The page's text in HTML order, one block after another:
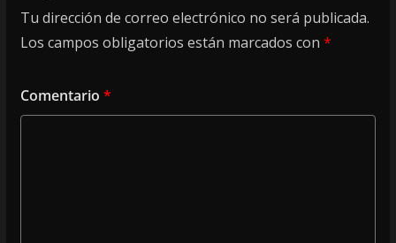
Tu dirección de correo electrónico no será publicada.
Los campos obligatorios están marcados con *
Comentario *